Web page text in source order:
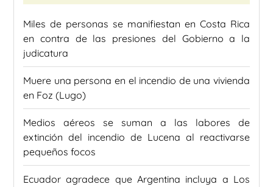
Miles de personas se manifiestan en Costa Rica
en contra de las presiones del Gobierno a la
judicatura
Muere una persona en el incendio de una vivienda
en Foz (Lugo)
Medios aéreos se suman a las labores de
extinción del incendio de Lucena al reactivarse
pequeños focos
Ecuador agradece que Argentina incluya a Los